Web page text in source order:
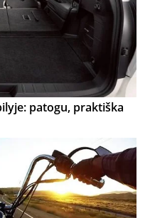
patogu, praktiška